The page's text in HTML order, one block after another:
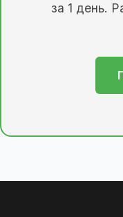
за 1 день.